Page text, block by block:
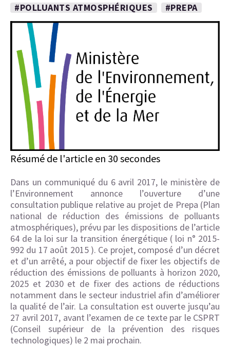
#POLLUANTS ATMOSPHÉRIQUES
#PREPA
Résumé de l'article en 30 secondes
Dans un communiqué du 6 avril 2017, le ministère de
l’Environnement annonce l’ouverture d’une
consultation publique relative au projet de Prepa (Plan
national de réduction des émissions de polluants
atmosphériques), prévu par les dispositions de l’article
64 de la loi sur la transition énergétique ( loi n° 2015-
992 du 17 août 2015 ). Ce projet, composé d’un décret
et d’un arrêté, a pour objectif de fixer les objectifs de
réduction des émissions de polluants à horizon 2020,
2025 et 2030 et de fixer des actions de réductions
notamment dans le secteur industriel afin d’améliorer
la qualité de l’air. La consultation est ouverte jusqu’au
27 avril 2017, avant l’examen de ce texte par le CSPRT
(Conseil supérieur de la prévention des risques
technologiques) le 2 mai prochain.